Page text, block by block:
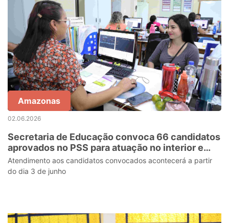
Amazonas
02.06.2026
Secretaria de Educação convoca 66 candidatos
aprovados no PSS para atuação no interior e
áreas indígenas
Atendimento aos candidatos convocados acontecerá a partir
do dia 3 de junho